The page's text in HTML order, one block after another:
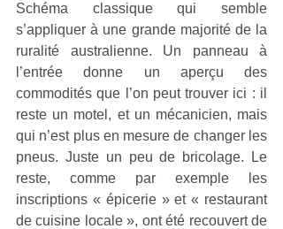
Schéma classique qui semble
s’appliquer à une grande majorité de la
ruralité australienne. Un panneau à
l’entrée donne un aperçu des
commodités que l’on peut trouver ici : il
reste un motel, et un mécanicien, mais
qui n’est plus en mesure de changer les
pneus. Juste un peu de bricolage. Le
reste, comme par exemple les
inscriptions « épicerie » et « restaurant
de cuisine locale », ont été recouvert de